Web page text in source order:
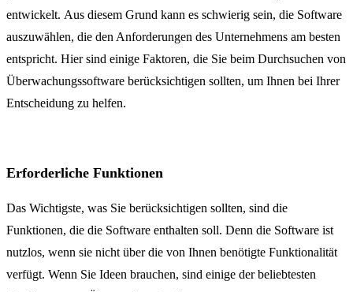
entwickelt. Aus diesem Grund kann es schwierig sein, die Software
auszuwählen, die den Anforderungen des Unternehmens am besten
entspricht. Hier sind einige Faktoren, die Sie beim Durchsuchen von
Überwachungssoftware berücksichtigen sollten, um Ihnen bei Ihrer
Entscheidung zu helfen.
Erforderliche Funktionen
Das Wichtigste, was Sie berücksichtigen sollten, sind die
Funktionen, die die Software enthalten soll. Denn die Software ist
nutzlos, wenn sie nicht über die von Ihnen benötigte Funktionalität
verfügt. Wenn Sie Ideen brauchen, sind einige der beliebtesten